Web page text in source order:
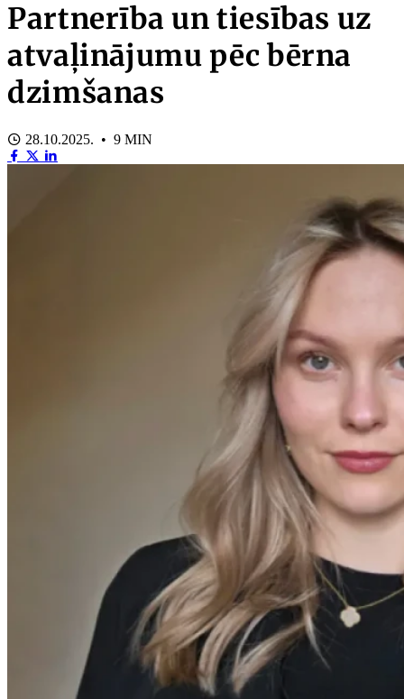
Partnerība un tiesības uz
atvaļinājumu pēc bērna
dzimšanas
28.10.2025. • 9 MIN